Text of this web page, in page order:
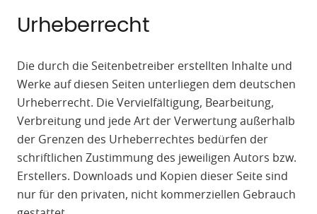
Urheberrecht
Die durch die Seitenbetreiber erstellten Inhalte und
Werke auf diesen Seiten unterliegen dem deutschen
Urheberrecht. Die Vervielfältigung, Bearbeitung,
Verbreitung und jede Art der Verwertung außerhalb
der Grenzen des Urheberrechtes bedürfen der
schriftlichen Zustimmung des jeweiligen Autors bzw.
Erstellers. Downloads und Kopien dieser Seite sind
nur für den privaten, nicht kommerziellen Gebrauch